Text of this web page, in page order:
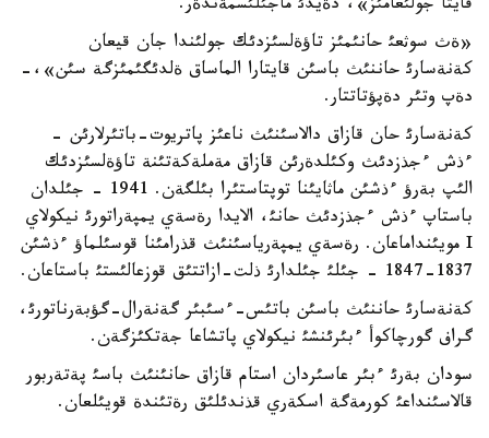
قايتا جولئعامئز»، دةيدئ ماجئلئسمةندةر.
«ةث سوثعئ حانئمئز تاؤةلسئزدئك جولئندا جان قيعان
كةنةسارئ حاننئث باسئن قايتارا الماساق ةلدئگئمئزگة سئن»،-
دةپ وتئر دةپؤتاتتار.
كةنةسارئ حان قازاق دالاسئنئث ناعئز پاتريوت-باتئرلارئن -
ءذش ءجذزدئث وكئلدةرئن قازاق مةملةكةتئنة تاؤةلسئزدئك
الئپ بةرؤ ءذشئن ماثايئنا توپتاستئرا بئلگةن. 1941 - جئلدان
باستاپ ءذش ءجذزدئث حانئ، الايدا رةسةي يمپةراتورئ نيكولاي
I مويئنداماعان. رةسةي يمپةرياسئنئث قذرامئنا قوسئلماؤ ءذشئن
1837-1847 - جئلئ جئلدارئ ذلت-ازاتتئق قوزعالئستئ باستاعان.
كةنةسارئ حاننئث باسئن باتئس-ءسئبئر گةنةرال-گؤبةرناتورئ،
گراف گورچاكوأ ءبئرئنشئ نيكولاي پاتشاعا جةتكئزگةن.
سودان بةرئ ءبئر عاسئردان استام قازاق حانئنئث باسئ پةتةربور
قالاسئنداعئ كورمةگة اسكةري قذندئلئق رةتئندة قويئلعان.